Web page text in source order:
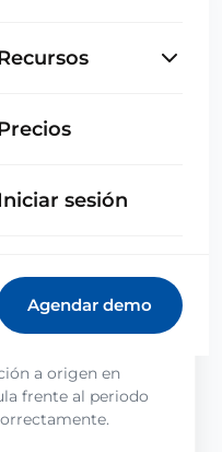
sesión
Agendar demo
qué es y
a origen en
frente al periodo